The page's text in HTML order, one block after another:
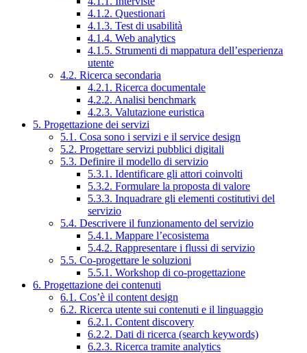
4.1.2. Questionari
4.1.3. Test di usabilità
4.1.4. Web analytics
4.1.5. Strumenti di mappatura dell’esperienza
utente
4.2. Ricerca secondaria
4.2.1. Ricerca documentale
4.2.2. Analisi benchmark
4.2.3. Valutazione euristica
5. Progettazione dei servizi
5.1. Cosa sono i servizi e il service design
5.2. Progettare servizi pubblici digitali
5.3. Definire il modello di servizio
5.3.1. Identificare gli attori coinvolti
5.3.2. Formulare la proposta di valore
5.3.3. Inquadrare gli elementi costitutivi del
servizio
5.4. Descrivere il funzionamento del servizio
5.4.1. Mappare l’ecosistema
5.4.2. Rappresentare i flussi di servizio
5.5. Co-progettare le soluzioni
5.5.1. Workshop di co-progettazione
6. Progettazione dei contenuti
6.1. Cos’è il content design
6.2. Ricerca utente sui contenuti e il linguaggio
6.2.1. Content discovery
6.2.2. Dati di ricerca (search keywords)
6.2.3. Ricerca tramite analytics